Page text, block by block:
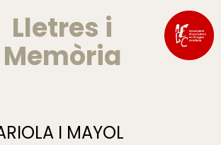
Lletres i
Memòria
I MAYOL